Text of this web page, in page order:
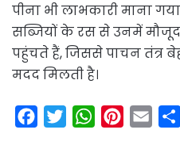
पीना भी लाभकारी माना
सब्जियों के रस से उनमें
पहुंचते हैं, जिससे पाचन तंत्र
मदद मिलती है।
W